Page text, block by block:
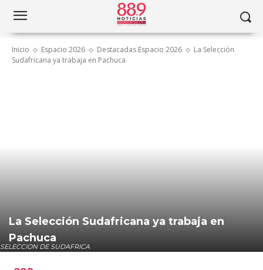
Inicio Espacio 2026 Destacadas Espacio 2026
La Selección
Sudafricana ya trabaja en Pachuca
SELECCION DE SUDAFRICA
La Selección Sudafricana ya trabaja en
Pachuca